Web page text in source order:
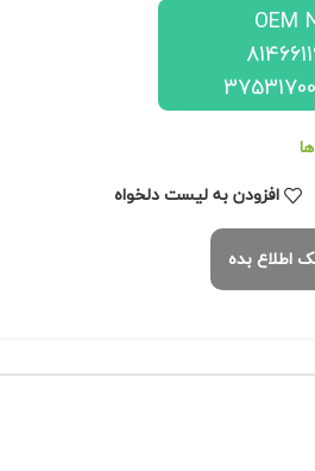
OEM
افزودن به لیست دلخواه
اطلاع بده